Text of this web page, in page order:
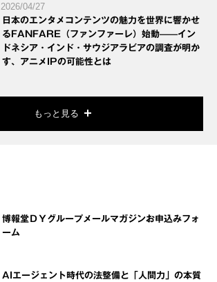
2026/04/27
日本のエンタメコンテンツの魅力を世界に響かせ
るFANFARE（ファンファーレ）始動——イン
ドネシア・インド・サウジアラビアの調査が明か
す、アニメIPの可能性とは
もっと見る
博報堂ＤＹグループメールマガジンお申込みフォ
ーム
AIエージェント時代の法整備と「人間力」の本質